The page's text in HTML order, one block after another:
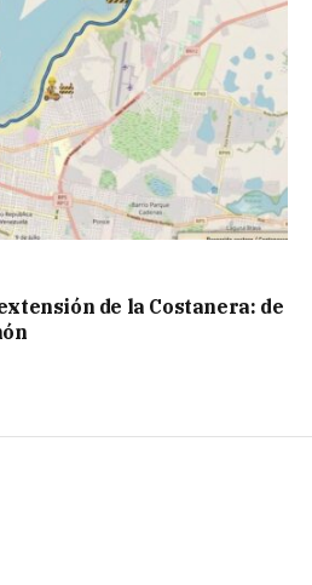
de la Costanera: de